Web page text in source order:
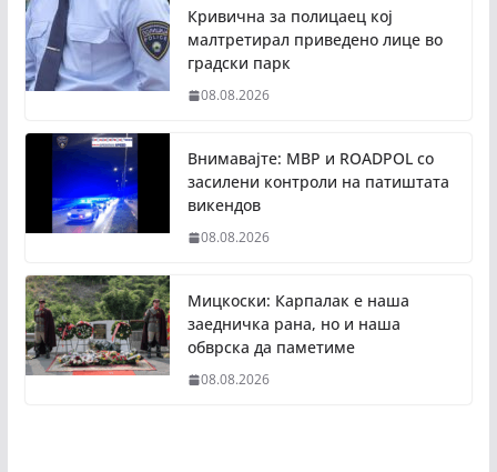
Кривична за полицаец кој
малтретирал приведено лице во
градски парк
08.08.2026
Внимавајте: МВР и ROADPOL со
засилени контроли на патиштата
викендов
08.08.2026
Мицкоски: Карпалак е наша
заедничка рана, но и наша
обврска да паметиме
08.08.2026